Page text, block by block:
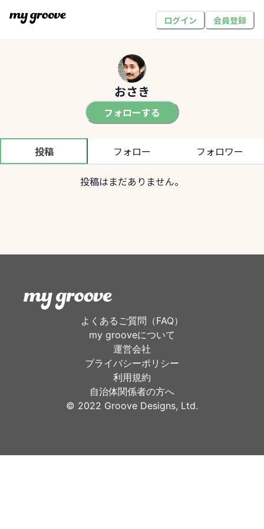
ログイン 会員登録
おさき
フォローする
投稿 フォロー フォロワー
投稿はまだありません。
よくあるご質問（FAQ）
my grooveについて
運営会社
プライバシーポリシー
利用規約
自治体関係者の方へ
©︎ 2022 Groove Designs, Ltd.